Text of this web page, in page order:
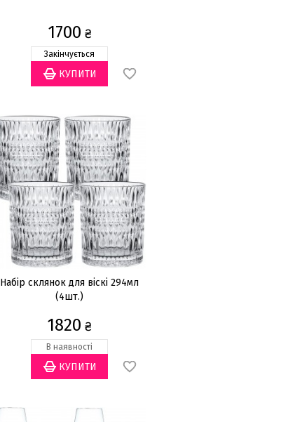
1700 ₴
Закінчується
Набір склянок для віскі 294мл
(4шт.)
1820 ₴
В наявності